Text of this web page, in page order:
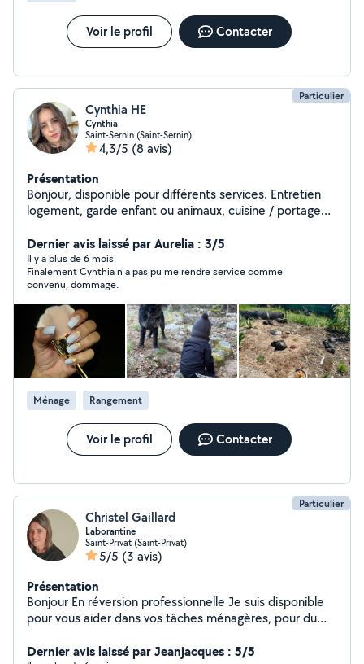
Voir le profil Contacter
Particulier
Cynthia HE
Cynthia
Saint-Sernin (Saint-Sernin)
4,3/5 (8 avis)
Présentation
Bonjour, disponible pour différents services. Entretien
logement, garde enfant ou animaux, cuisine / portage
encombrant ect
Dernier avis laissé par Aurelia : 3/5
Il y a plus de 6 mois
Finalement Cynthia n a pas pu me rendre service comme
convenu, dommage.
Ménage Rangement
Voir le profil Contacter
Particulier
Christel Gaillard
Laborantine
Saint-Privat (Saint-Privat)
5/5 (3 avis)
Présentation
Bonjour En réversion professionnelle Je suis disponible
pour vous aider dans vos tâches ménagères, pour du
tonde, désherbage... Je suis très conscentieuse et
Dernier avis laissé par Jeanjacques : 5/5